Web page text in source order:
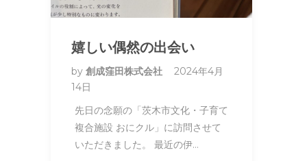
嬉しい偶然の出会い
by 創成窪田株式会社
2024年4月
14日
先日の念願の「茨木市文化・子育て
複合施設 おにクル」に訪問させて
いただきました。 最近の伊…